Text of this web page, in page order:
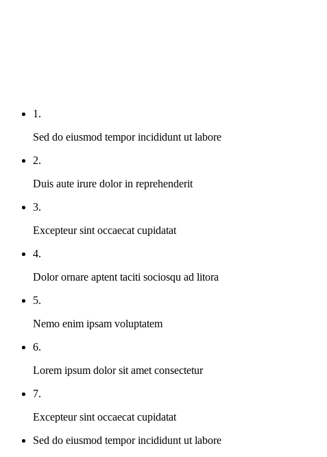
1.
Sed do eiusmod tempor incididunt ut labore
2.
Duis aute irure dolor in reprehenderit
3.
Excepteur sint occaecat cupidatat
4.
Dolor ornare aptent taciti sociosqu ad litora
5.
Nemo enim ipsam voluptatem
6.
Lorem ipsum dolor sit amet consectetur
7.
Excepteur sint occaecat cupidatat
Sed do eiusmod tempor incididunt ut labore